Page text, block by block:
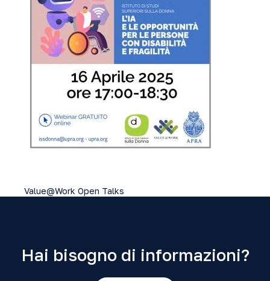
Value@Work Open Talks
Hai bisogno di informazioni?